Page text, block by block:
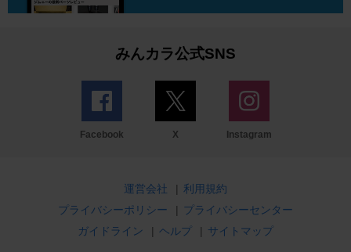
みんカラ公式SNS
Facebook X Instagram
運営会社 | 利用規約
プライバシーポリシー
| プライバシーセンター
ガイドライン
| ヘルプ | サイトマップ